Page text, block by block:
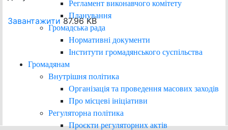
Регламент виконавчого комітету
Планування
Громадська рада
Нормативні документи
Інститути громадянського суспільства
Громадянам
Внутрішня політика
Організація та проведення масових заходів
Про місцеві ініціативи
Регуляторна політика
Проєкти регуляторних актів
Завантажити 87.96 KB